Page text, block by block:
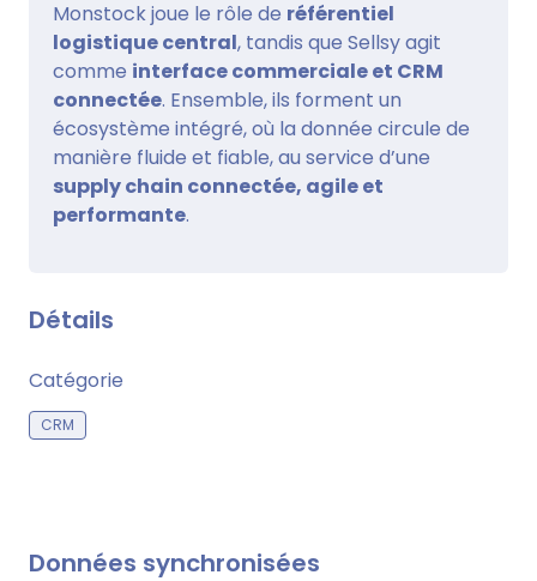
Monstock joue le rôle de référentiel
logistique central, tandis que Sellsy agit
comme interface commerciale et CRM
connectée. Ensemble, ils forment un
écosystème intégré, où la donnée circule de
manière fluide et fiable, au service d’une
supply chain connectée, agile et
performante.
Détails
Catégorie
CRM
Données synchronisées